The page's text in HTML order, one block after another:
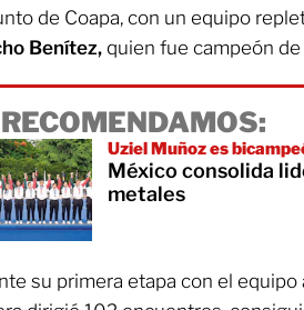
de Coapa, con un equipo
Benítez, quien fue campeón
Uziel Muñoz es
México consolida
metales
su primera etapa con el equipo